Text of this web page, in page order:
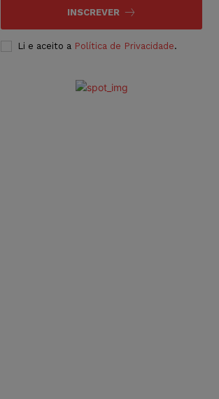
INSCREVER
Li e aceito a Política de Privacidade.